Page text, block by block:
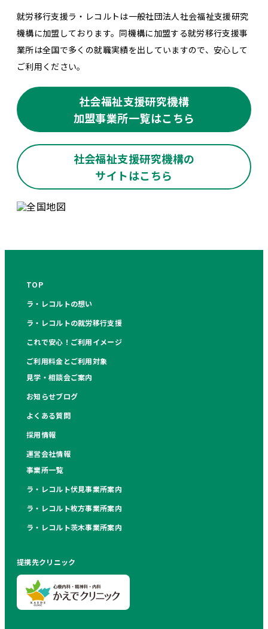
就労移行支援ラ・レコルトは一般社団法人社会福祉支援研究
機構に加盟しております。同機構に加盟する就労移行支援事
業所は全国で多くの就職実績を出していますので、安心して
ご利用ください。
社会福祉支援研究機構
加盟事業所一覧はこちら
社会福祉支援研究機構の
サイトはこちら
TOP
ラ・レコルトの想い
ラ・レコルトの就労移行支援
これで安心！ご利用イメージ
ご利用料金とご利用対象
見学・相談会ご案内
お知らせブログ
よくある質問
採用情報
運営会社情報
事業所一覧
ラ・レコルト伏見事業所案内
ラ・レコルト枚方事業所案内
ラ・レコルト茨木事業所案内
提携先クリニック